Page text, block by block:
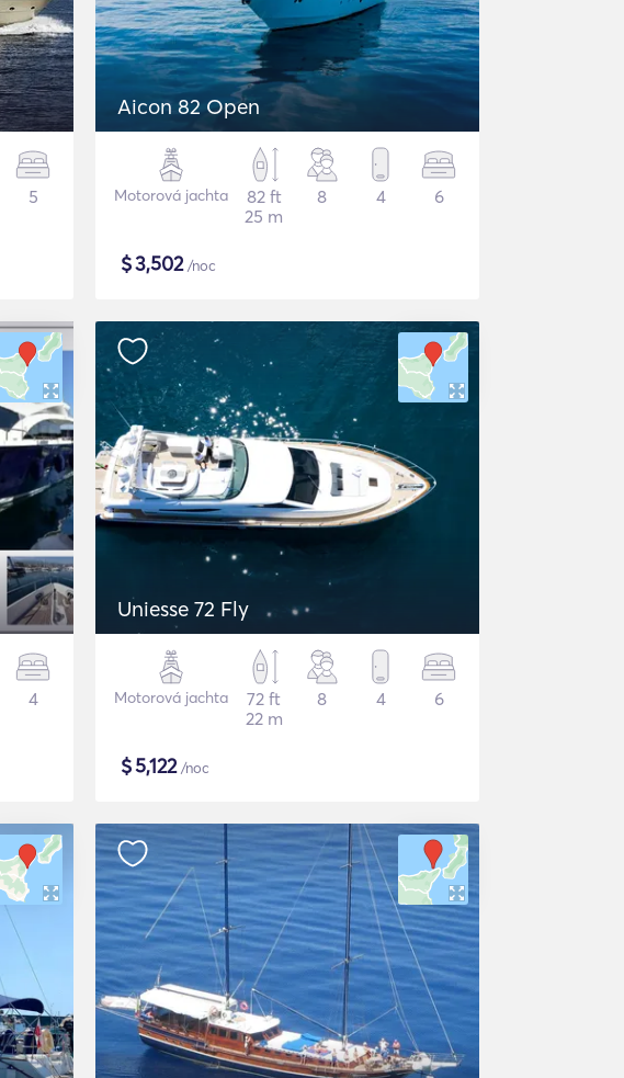
5
Aicon 82 Open
Motorová jachta
82 ft
25 m
8 4 6
$3,502/noc
4
Uniesse 72 Fly
Motorová jachta
72 ft
22 m
8 4 6
$5,122/noc